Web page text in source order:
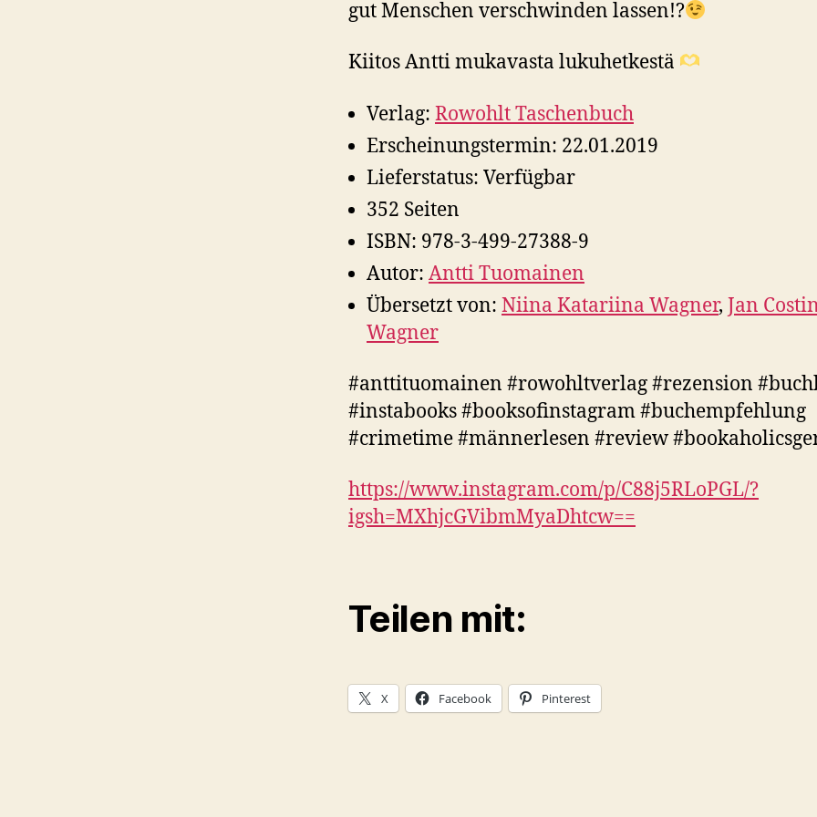
gut Menschen verschwinden lassen!?
Kiitos Antti mukavasta lukuhetkestä
Verlag: Rowohlt Taschenbuch
Erscheinungstermin: 22.01.2019
Lieferstatus: Verfügbar
352 Seiten
ISBN: 978-3-499-27388-9
Autor: Antti Tuomainen
Übersetzt von: Niina Katariina Wagner, Jan
Wagner
#anttituomainen #rowohltverlag #rezension
#instabooks #booksofinstagram #buchempfehlung
#crimetime #männerlesen #review
https://www.instagram.com/p/C88j5RLoPGL/?
igsh=MXhjcGVibmMyaDhtcw==
Teilen mit:
X Facebook Pinterest